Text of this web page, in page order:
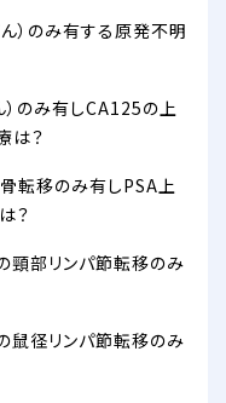
）のみ有する原発不明
のみ有しCA125の上
は？
転移のみ有しPSA上
？
頸部リンパ節転移のみ
鼠径リンパ節転移のみ